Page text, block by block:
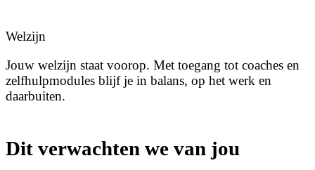
Welzijn
Jouw welzijn staat voorop. Met toegang tot coaches en
zelfhulpmodules blijf je in balans, op het werk en
daarbuiten.
Dit verwachten we van jou